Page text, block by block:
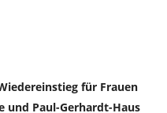
für Frauen
und Paul-Gerhardt-Haus